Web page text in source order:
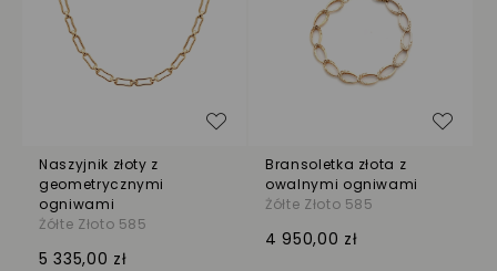
Naszyjnik złoty z
geometrycznymi
ogniwami
Żółte Złoto 585
5 335,00 zł
Dodaj do listy życzeń
Bransoletka złota z
owalnymi ogniwami
Żółte Złoto 585
4 950,00 zł